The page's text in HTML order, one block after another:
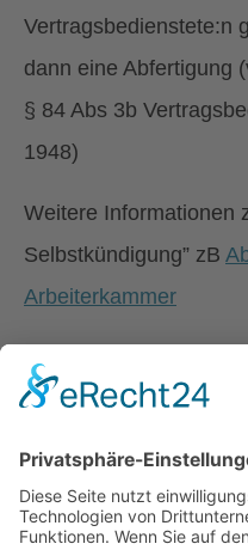
Vertragsbedienstete:n
dann eine Abfertigung
§ 84 Abs 3b
1948)
Weitere Informationen
Selbstkündigung” zB
Arbeiterkammer
TIPP!
Arbeitsverhältnisse,
Abfertigung
Beendigung des